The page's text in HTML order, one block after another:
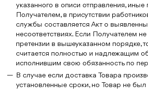
указанного в описи отправления, иные
Получателем, в присутствии
службы составляется Акт о
несоответствиях. Если Получателем
претензии в вышеуказанном порядке,
считается полностью и надлежащим
исполнившим свою обязанность по
В случае если доставка Товара
установленные сроки, но Товар не